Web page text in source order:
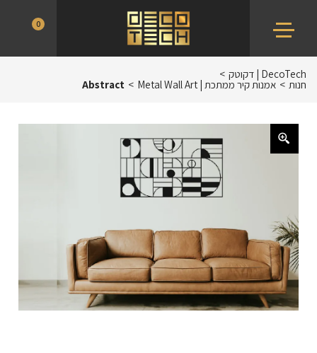
DecoTech
דקוטק
0
DecoTech | דקוטק >
חנות > אמנות קיר ממתכת | Metal Wall Art >
Abstract